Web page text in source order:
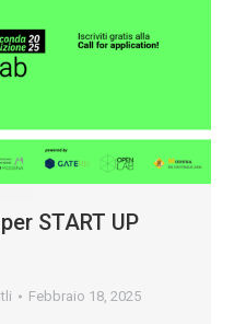
START UP
Febbraio 18, 2025